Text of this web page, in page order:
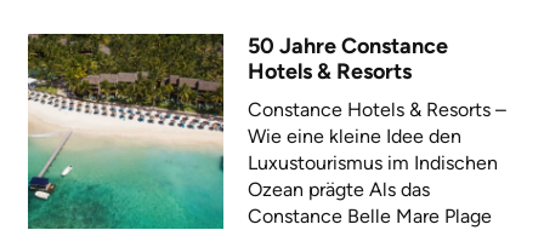
50 Jahre Constance
Hotels & Resorts
Constance Hotels & Resorts –
Wie eine kleine Idee den
Luxustourismus im Indischen
Ozean prägte Als das
Constance Belle Mare Plage